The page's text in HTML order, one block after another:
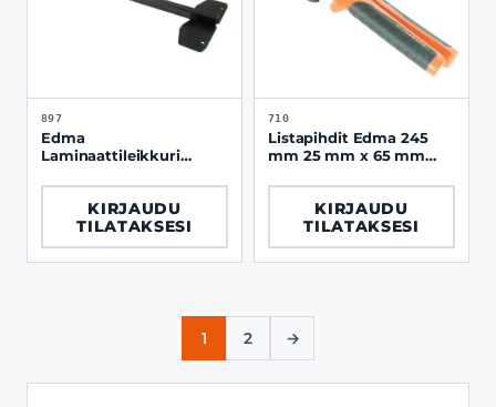
897
Edma
Laminaattileikkuri
KIRJAUDU
TILATAKSESI
710
Listapihdit Edma 245
mm 25 mm x 65 mm
KIRJAUDU
TILATAKSESI
1 2 →